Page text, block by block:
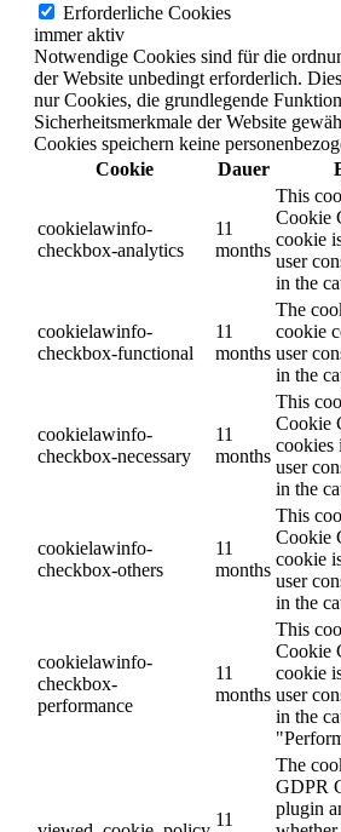
Erforderliche Cookies
immer aktiv
Notwendige Cookies sind für die
der Website unbedingt erforderlich.
nur Cookies, die grundlegende
Sicherheitsmerkmale der Website
Cookies speichern keine
Cookie
Dauer
cookielawinfo-
checkbox-analytics
11
months
This
Cookie
cookie
user
in the
cookielawinfo-
checkbox-functional
11
months
The
cookie
user
in the
cookielawinfo-
checkbox-necessary
11
months
This
Cookie
cookies
user
in the
cookielawinfo-
checkbox-others
11
months
This
Cookie
cookie
user
in the
cookielawinfo-
checkbox-
performance
11
months
This
Cookie
cookie
user
in the
11
The
GDPR
plugin